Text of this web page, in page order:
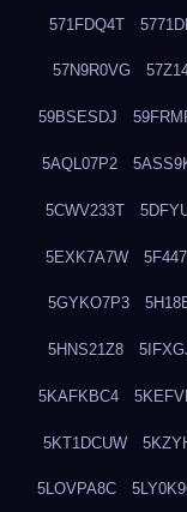
571FDQ4T
57N9R0VG
59BSESDJ
5AQL07P2
5CWV233T
5EXK7A7W
5GYKO7P3
5HNS21Z8
5KAFKBC4
5KT1DCUW
5LOVPA8C